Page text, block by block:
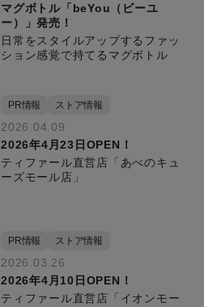
マグボトル「beYou（ビーユ
ー）」発売！
日常をスタイルアップするファッ
ション感覚で持てるマグボトル
PR情報 ストア情報
2026.04.09
2026年4月23日OPEN！
ティファール直営店「あべのキュ
ーズモール店」
PR情報 ストア情報
2026.03.26
2026年4月10日OPEN！
ティファール直営店「イオンモー